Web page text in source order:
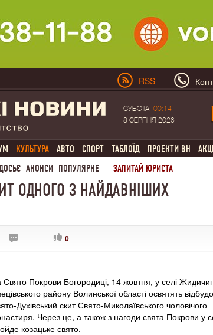
RSS
СУБОТА
00:14
8 СЕРПНЯ 2026
КУЛЬТУРА АВТО СПОРТ ТАБЛОЇД ПРОЕКТИ ВН
АНОНСИ ПОПУЛЯРНЕ ЗАПИТАЙ ЮРИСТА
ОДНОГО З НАЙДАВНІШИХ
0
Свято Покрови Богородиці, 14 жовтня, у селі
району Волинської області освятять
Духівський скит Свято-Миколаївського чоловічого
Через це, а також з нагоди свята Покрови у
козацьке свято.